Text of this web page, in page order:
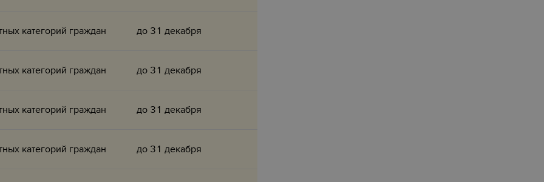
категорий граждан до 31 декабря
категорий граждан до 31 декабря
категорий граждан до 31 декабря
категорий граждан до 31 декабря